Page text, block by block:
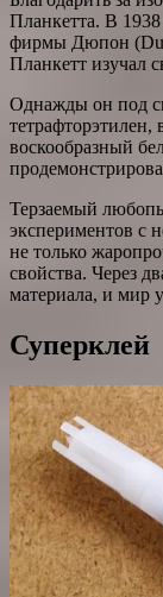
Планкетта. В
фирмы Дюпон
Планкетт изучал
Однажды он под
тетрафторэтилен,
воскообразный
Терзаемый
экспериментов с
не только
свойства. Через
материала, и мир
Суперклей